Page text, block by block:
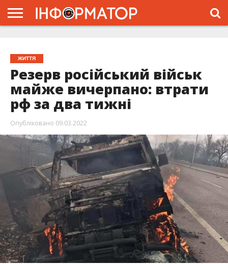
ЖИТТЯ
Резерв російський військ
майже вичерпано: втрати
рф за два тижні
Опубліковано 09.03.2022